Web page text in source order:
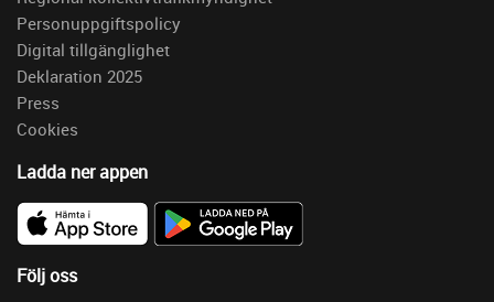
Personuppgiftspolicy
Digital tillgänglighet
Deklaration 2025
Press
Cookies
Ladda ner appen
Följ oss